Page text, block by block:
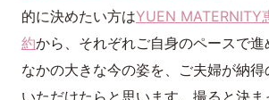
的に決めたい方はYUEN MATERNITY
約から、それぞれご自身のペースで
なかの大きな今の姿を、ご夫婦が納